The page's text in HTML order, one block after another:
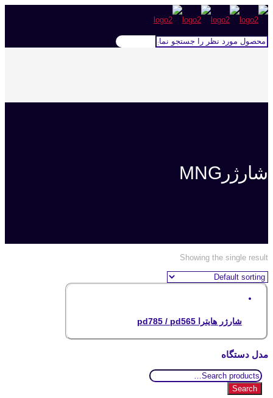
شارژرMNG
Showing the single result
شارژر هایترا pd785 / pd565
مدل دستگاه
Search
for:
Search